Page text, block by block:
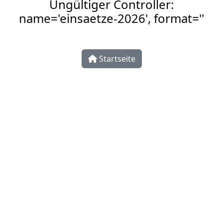
Ungültiger Controller:
name='einsaetze-2026', format=''
Startseite